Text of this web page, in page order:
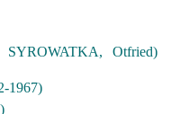
Otfried)
1967)